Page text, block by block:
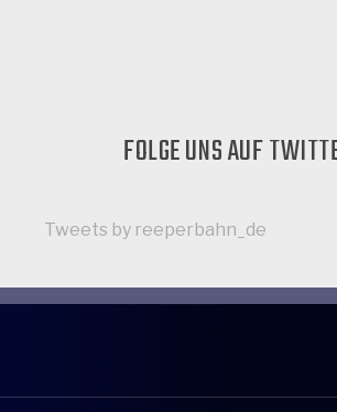
FOLGE UNS AUF
Tweets by reeperbahn_de
Bleib Up To Date was auf der